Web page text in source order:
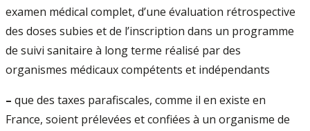
examen médical complet, d’une évaluation rétrospective
des doses subies et de l’inscription dans un programme
de suivi sanitaire à long terme réalisé par des
organismes médicaux compétents et indépendants
– que des taxes parafiscales, comme il en existe en
France, soient prélevées et confiées à un organisme de